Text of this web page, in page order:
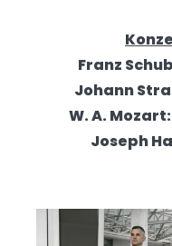
Franz
Johann
W. A. Mozart:
Joseph